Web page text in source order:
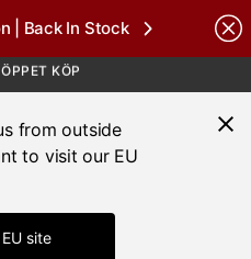
| Back In Stock
1000 KR
1-3 DAGAR
1000 KR
from outside
to visit our EU
site